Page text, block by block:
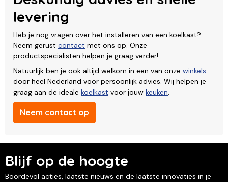
levering
Heb je nog vragen over het installeren van een koelkast?
Neem gerust contact met ons op. Onze
productspecialisten helpen je graag verder!
Natuurlijk ben je ook altijd welkom in een van onze winkels
door heel Nederland voor persoonlijk advies. Wij helpen je
graag aan de ideale koelkast voor jouw keuken.
Neem contact op
Blijf op de hoogte
Boordevol acties, laatste nieuws en de laatste innovaties in je